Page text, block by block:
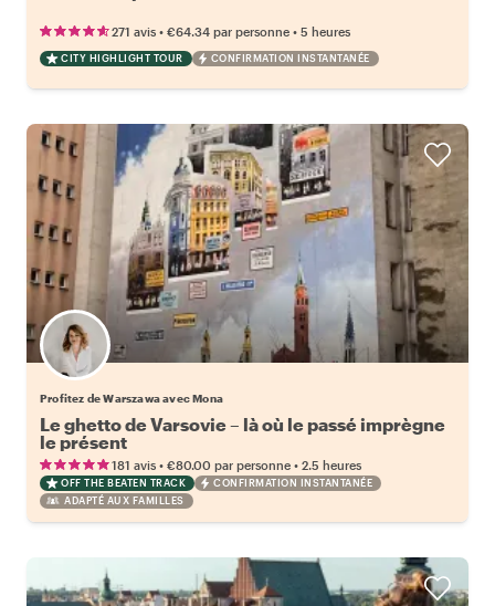
271 avis • €64.34 par personne • 5 heures
CITY HIGHLIGHT TOUR CONFIRMATION INSTANTANÉE
Profitez de Warszawa avec Mona
Le ghetto de Varsovie – là où le passé imprègne
le présent
181 avis • €80.00 par personne • 2.5 heures
OFF THE BEATEN TRACK
CONFIRMATION INSTANTANÉE
ADAPTÉ AUX FAMILLES